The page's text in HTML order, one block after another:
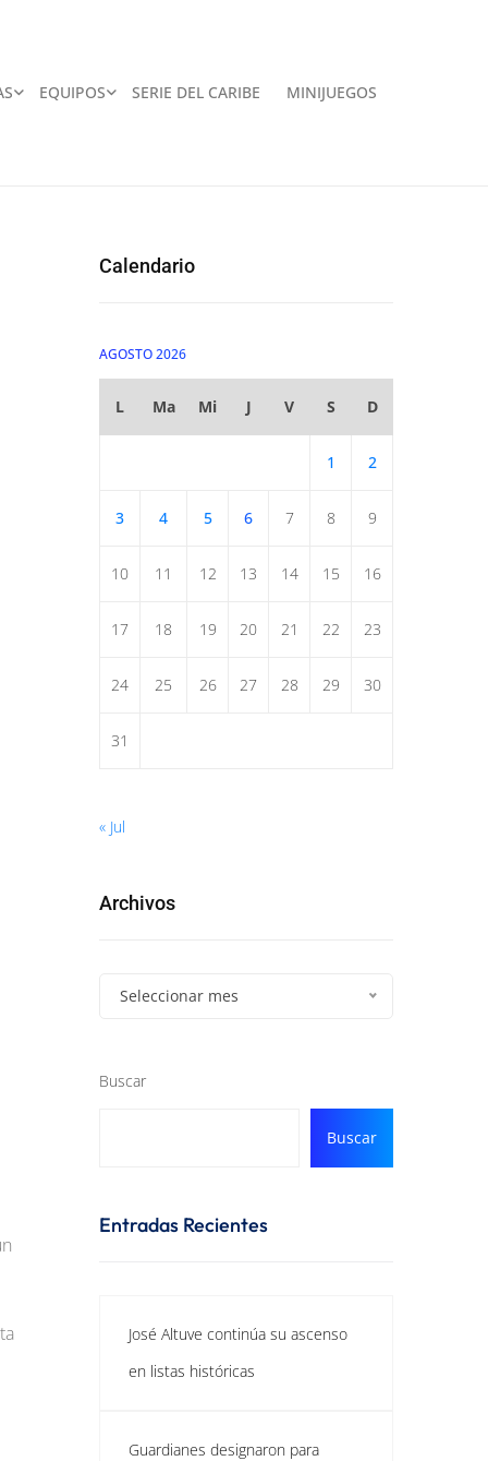
EQUIPOS SERIE DEL CARIBE MINIJUEGOS
Calendario
AGOSTO 2026
L Ma Mi J V S D
1 2
3 4 5 6 7 8 9
10 11 12 13 14 15 16
17 18 19 20 21 22 23
24 25 26 27 28 29 30
31
« Jul
Archivos
Seleccionar mes
Buscar
Buscar
Entradas Recientes
José Altuve continúa su ascenso
en listas históricas
Guardianes designaron para